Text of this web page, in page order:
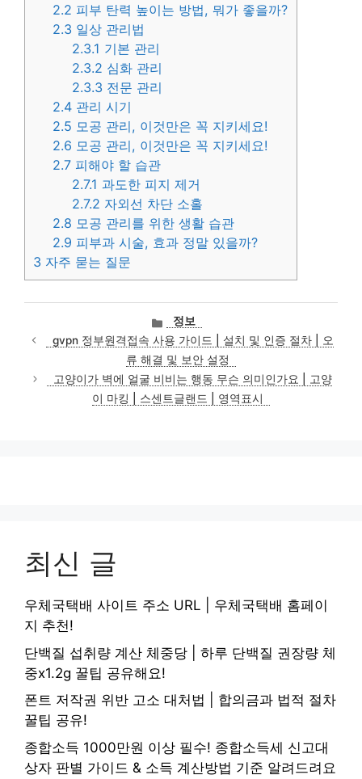
2.2 피부 탄력 높이는 방법, 뭐가 좋을까?
2.3 일상 관리법
2.3.1 기본 관리
2.3.2 심화 관리
2.3.3 전문 관리
2.4 관리 시기
2.5 모공 관리, 이것만은 꼭 지키세요!
2.6 모공 관리, 이것만은 꼭 지키세요!
2.7 피해야 할 습관
2.7.1 과도한 피지 제거
2.7.2 자외선 차단 소홀
2.8 모공 관리를 위한 생활 습관
2.9 피부과 시술, 효과 정말 있을까?
3 자주 묻는 질문
카
테
고
리
정보
gvpn 정부원격접속 사용 가이드 | 설치 및 인증 절차 | 오
류 해결 및 보안 설정
고양이가 벽에 얼굴 비비는 행동 무슨 의미인가요 | 고양
이 마킹 | 스센트글랜드 | 영역표시
최신 글
우체국택배 사이트 주소 URL | 우체국택배 홈페이
지 추천!
단백질 섭취량 계산 체중당 | 하루 단백질 권장량 체
중x1.2g 꿀팁 공유해요!
폰트 저작권 위반 고소 대처법 | 합의금과 법적 절차
꿀팁 공유!
종합소득 1000만원 이상 필수! 종합소득세 신고대
상자 판별 가이드 & 소득 계산방법 기준 알려드려요